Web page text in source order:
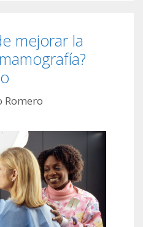
mejorar la
Romero